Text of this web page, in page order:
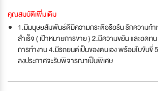
คุณสมบัติเพิ่มเติม
1.มีมนุษยสัมพันธ์ดีมีความกระตือรือร้น รักความท้
สำเร็จ ( เป้าหมายการขาย ) 2.มีความขยัน และอด
การทำงาน 4.มีรถยนต์เป็นของตนเอง พร้อมใบขับ
ลงประกาศจะรับพิจารณาเป็นพิเศษ